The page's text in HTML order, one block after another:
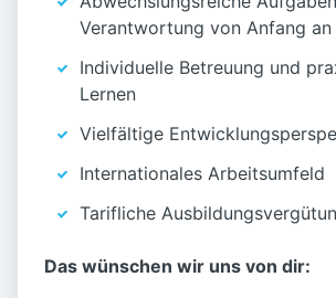
Verantwortung von Anfang an
Individuelle Betreuung und
Lernen
Vielfältige
Internationales Arbeitsumfeld
Tarifliche
Das wünschen wir uns von dir: